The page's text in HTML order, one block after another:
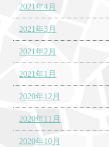
2021年4月
2021年3月
2021年2月
2021年1月
2020年12月
2020年11月
2020年10月